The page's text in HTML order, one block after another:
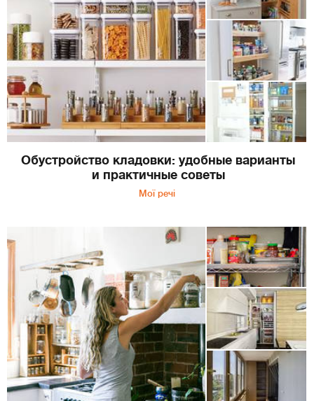
Обустройство кладовки: удобные варианты
и практичные советы
Мої речі